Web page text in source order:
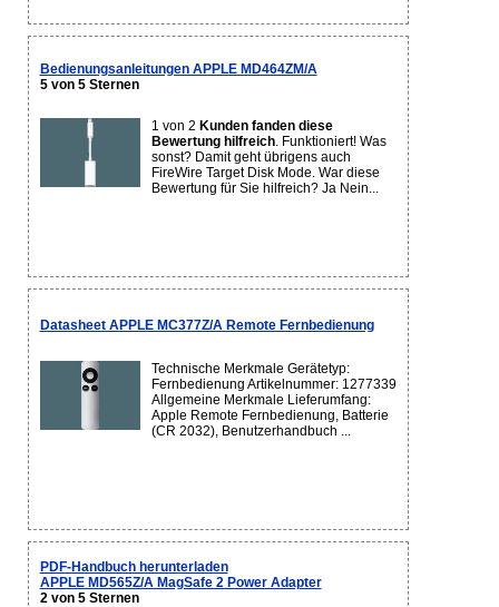
Bedienungsanleitungen APPLE MD464ZM/A
5 von 5 Sternen
1 von 2 Kunden fanden diese
Bewertung hilfreich. Funktioniert! Was
sonst? Damit geht übrigens auch
FireWire Target Disk Mode. War diese
Bewertung für Sie hilfreich? Ja Nein...
Datasheet APPLE MC377Z/A Remote Fernbedienung
Technische Merkmale Gerätetyp:
Fernbedienung Artikelnummer: 1277339
Allgemeine Merkmale Lieferumfang:
Apple Remote Fernbedienung, Batterie
(CR 2032), Benutzerhandbuch ...
PDF-Handbuch herunterladen
APPLE MD565Z/A MagSafe 2 Power Adapter
2 von 5 Sternen